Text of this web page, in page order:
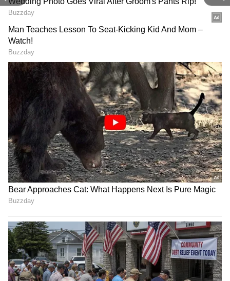
5
Image Credit :Getty
வாசலில் இந்தச் செடிகள் வேண்டாம்!
பிரதான நுழைவாயிலுக்கு அருகில்
முறையான செடிகள் இருந்தாலும், வீட்டின்